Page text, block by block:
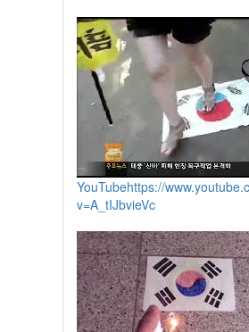
YouTubehttps://
v=A_tIJbvieVc